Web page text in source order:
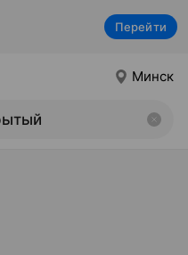
Перейти
Минск